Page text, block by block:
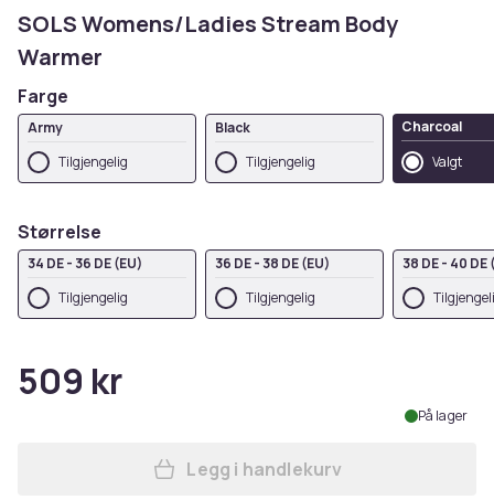
SOLS Womens/Ladies Stream Body
Warmer
Farge
Army
Tilgjengelig
Black
Tilgjengelig
Charcoal
Valgt
Størrelse
34 DE - 36 DE (EU)
Tilgjengelig
36 DE - 38 DE (EU)
Tilgjengelig
38 DE - 40 DE
509 kr
På lager
Legg SOLS Womens/
Legg i handlekurv